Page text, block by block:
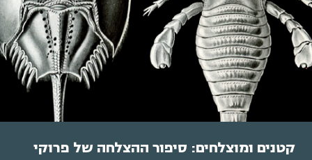
קטנים ומוצלחים: סיפור ההצלחה של פרוקי